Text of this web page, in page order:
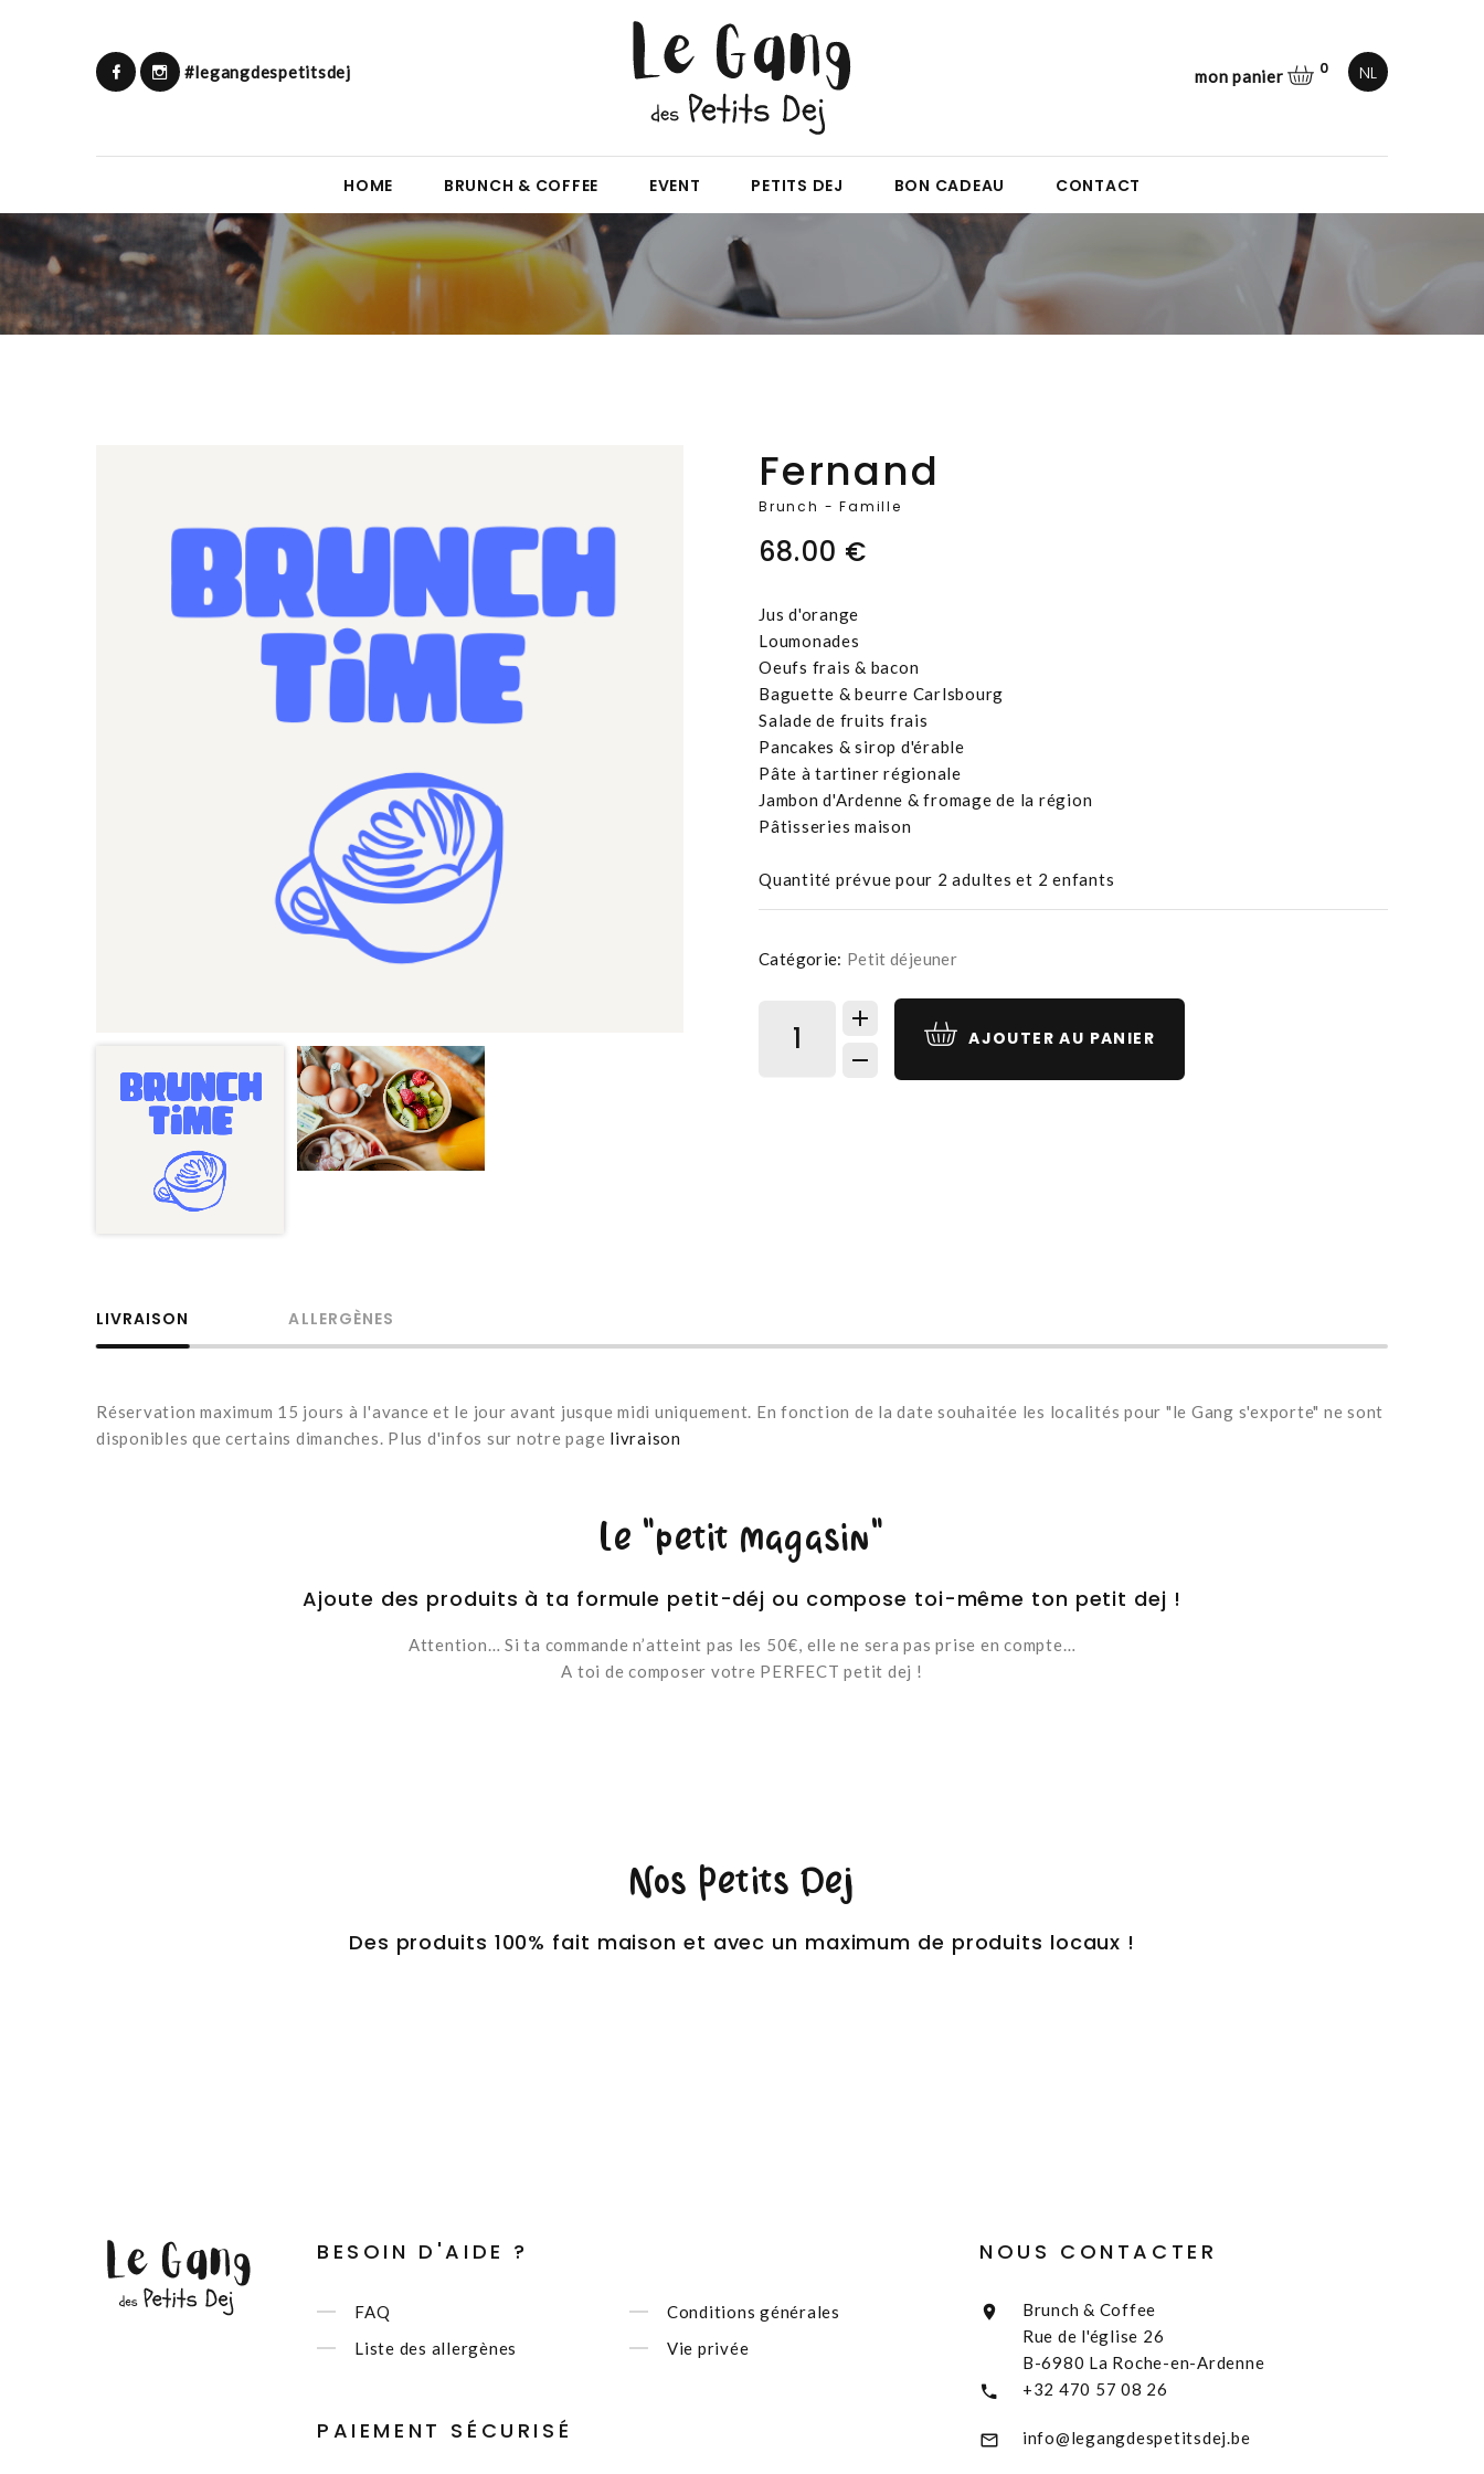
#legangdespetitsdej mon panier 0 NL
HOME BRUNCH & COFFEE EVENT PETITS DEJ BON CADEAU CONTACT
Fernand
Brunch - Famille
68.00 €
Jus d'orange
Loumonades
Oeufs frais & bacon
Baguette & beurre Carlsbourg
Salade de fruits frais
Pancakes & sirop d'érable
Pâte à tartiner régionale
Jambon d'Ardenne & fromage de la région
Pâtisseries maison
Quantité prévue pour 2 adultes et 2 enfants
Catégorie: Petit déjeuner
AJOUTER AU PANIER
LIVRAISON ALLERGÈNES
Réservation maximum 15 jours à l'avance et le jour avant jusque midi uniquement. En fonction de la date souhaitée les localités pour "le Gang s'exporte" ne sont
disponibles que certains dimanches. Plus d'infos sur notre page livraison
Le "petit magasin"
Ajoute des produits à ta formule petit-déj ou compose toi-même ton petit dej !
Attention… Si ta commande n’atteint pas les 50€, elle ne sera pas prise en compte…
A toi de composer votre PERFECT petit dej !
Nos Petits Dej
Des produits 100% fait maison et avec un maximum de produits locaux !
BESOIN D'AIDE ?
FAQ
Liste des allergènes
Conditions générales
Vie privée
PAIEMENT SÉCURISÉ
NOUS CONTACTER
Brunch & Coffee
Rue de l'église 26
B-6980 La Roche-en-Ardenne
+32 470 57 08 26
info@legangdespetitsdej.be